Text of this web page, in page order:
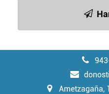
Ametzagaña,